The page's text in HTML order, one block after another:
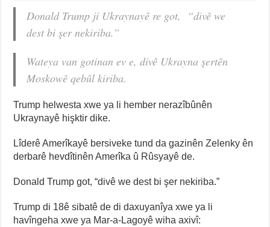
Donald Trump ji Ukraynayê re got, “divê we
dest bi şer nekiriba.”
Wateya van gotinan ev e, divê Ukrayna şertên
Moskowê qebûl kiriba.
Trump helwesta xwe ya li hember nerazîbûnên
Ukraynayê hişktir dike.
Lîderê Amerîkayê bersiveke tund da gazinên Zelenky ên
derbarê hevdîtinên Amerîka û Rûsyayê de.
Donald Trump got, “divê we dest bi şer nekiriba.”
Trump di 18ê sibatê de di daxuyanîya xwe ya li
havîngeha xwe ya Mar-a-Lagoyê wiha axivî: